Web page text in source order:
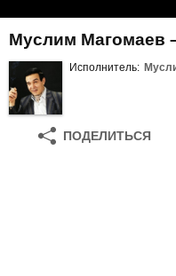
Муслим Магомаев
Исполнитель:
ПОДЕЛИТЬСЯ